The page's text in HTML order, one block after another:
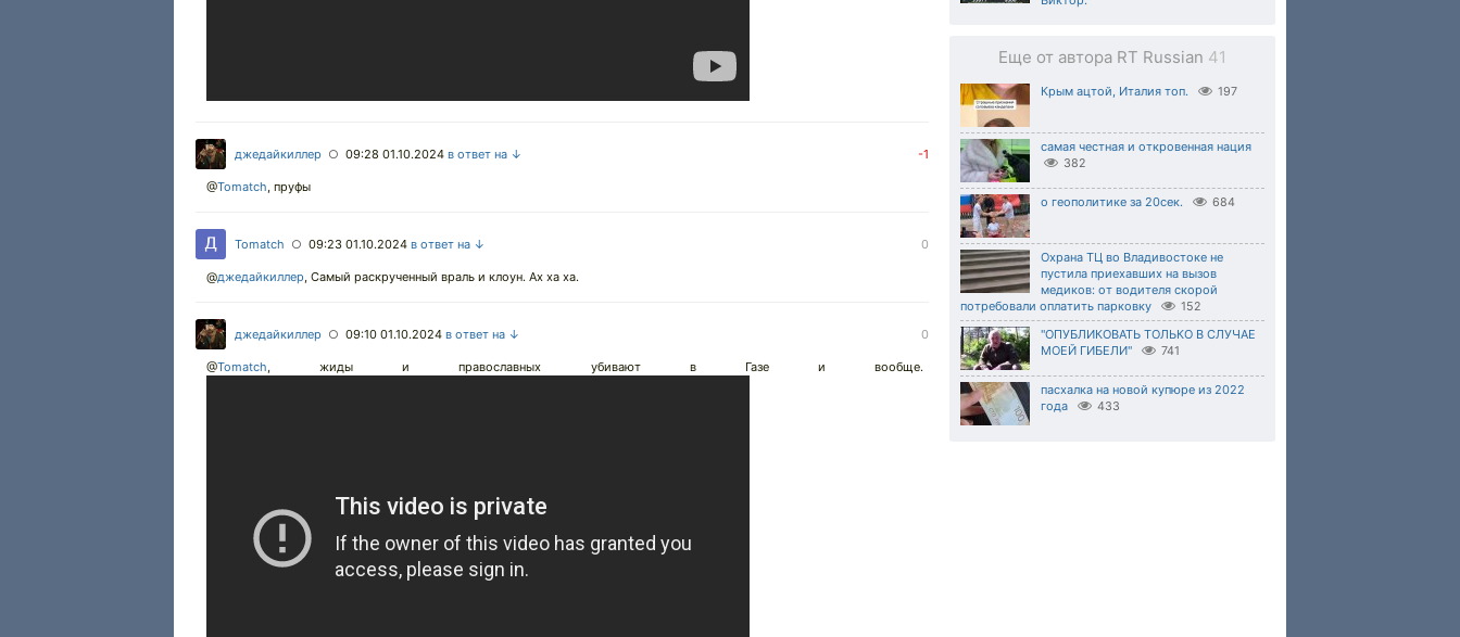
Еще от автора RT Russian 41
Крым ацтой, Италия топ. 197
самая честная и откровенная нация
382
о геополитике за 20сек. 684
Охрана ТЦ во Владивостоке не
пустила приехавших на вызов
медиков: от водителя скорой
потребовали оплатить парковку
152
"ОПУБЛИКОВАТЬ ТОЛЬКО В СЛУЧАЕ
МОЕЙ ГИБЕЛИ"
741
пасхалка на новой купюре из 2022
года
433
джедайкиллер ○ 09:28 01.10.2024 в ответ на ↓ -1
@Tomatch, пруфы
Tomatch ○ 09:23 01.10.2024 в ответ на ↓ 0
@джедайкиллер, Самый раскрученный враль и клоун. Ах ха ха.
джедайкиллер ○ 09:10 01.10.2024 в ответ на ↓ 0
@Tomatch, жиды и православных убивают в Газе и вообще.